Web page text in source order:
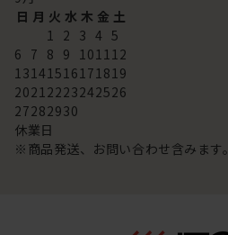
日 月 火 水 木 金 土
1
2 3 4 5
6 7 8 9 10 11 12
13 14 15 16 17 18 19
2021 2223242526
27282930
休業日
※商品発送、お問い合わせ含みます。